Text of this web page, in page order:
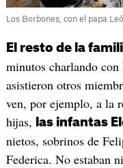
Los Borbones, con el papa
El resto de la
minutos charlando
asistieron otros
ven, por ejemplo, a la
hijas,
las infantas
nietos, sobrinos de
Federica. No estaban